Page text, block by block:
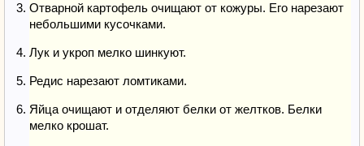
Отварной картофель очищают от кожуры. Его нарезают
небольшими кусочками.
Лук и укроп мелко шинкуют.
Редис нарезают ломтиками.
Яйца очищают и отделяют белки от желтков. Белки
мелко крошат.